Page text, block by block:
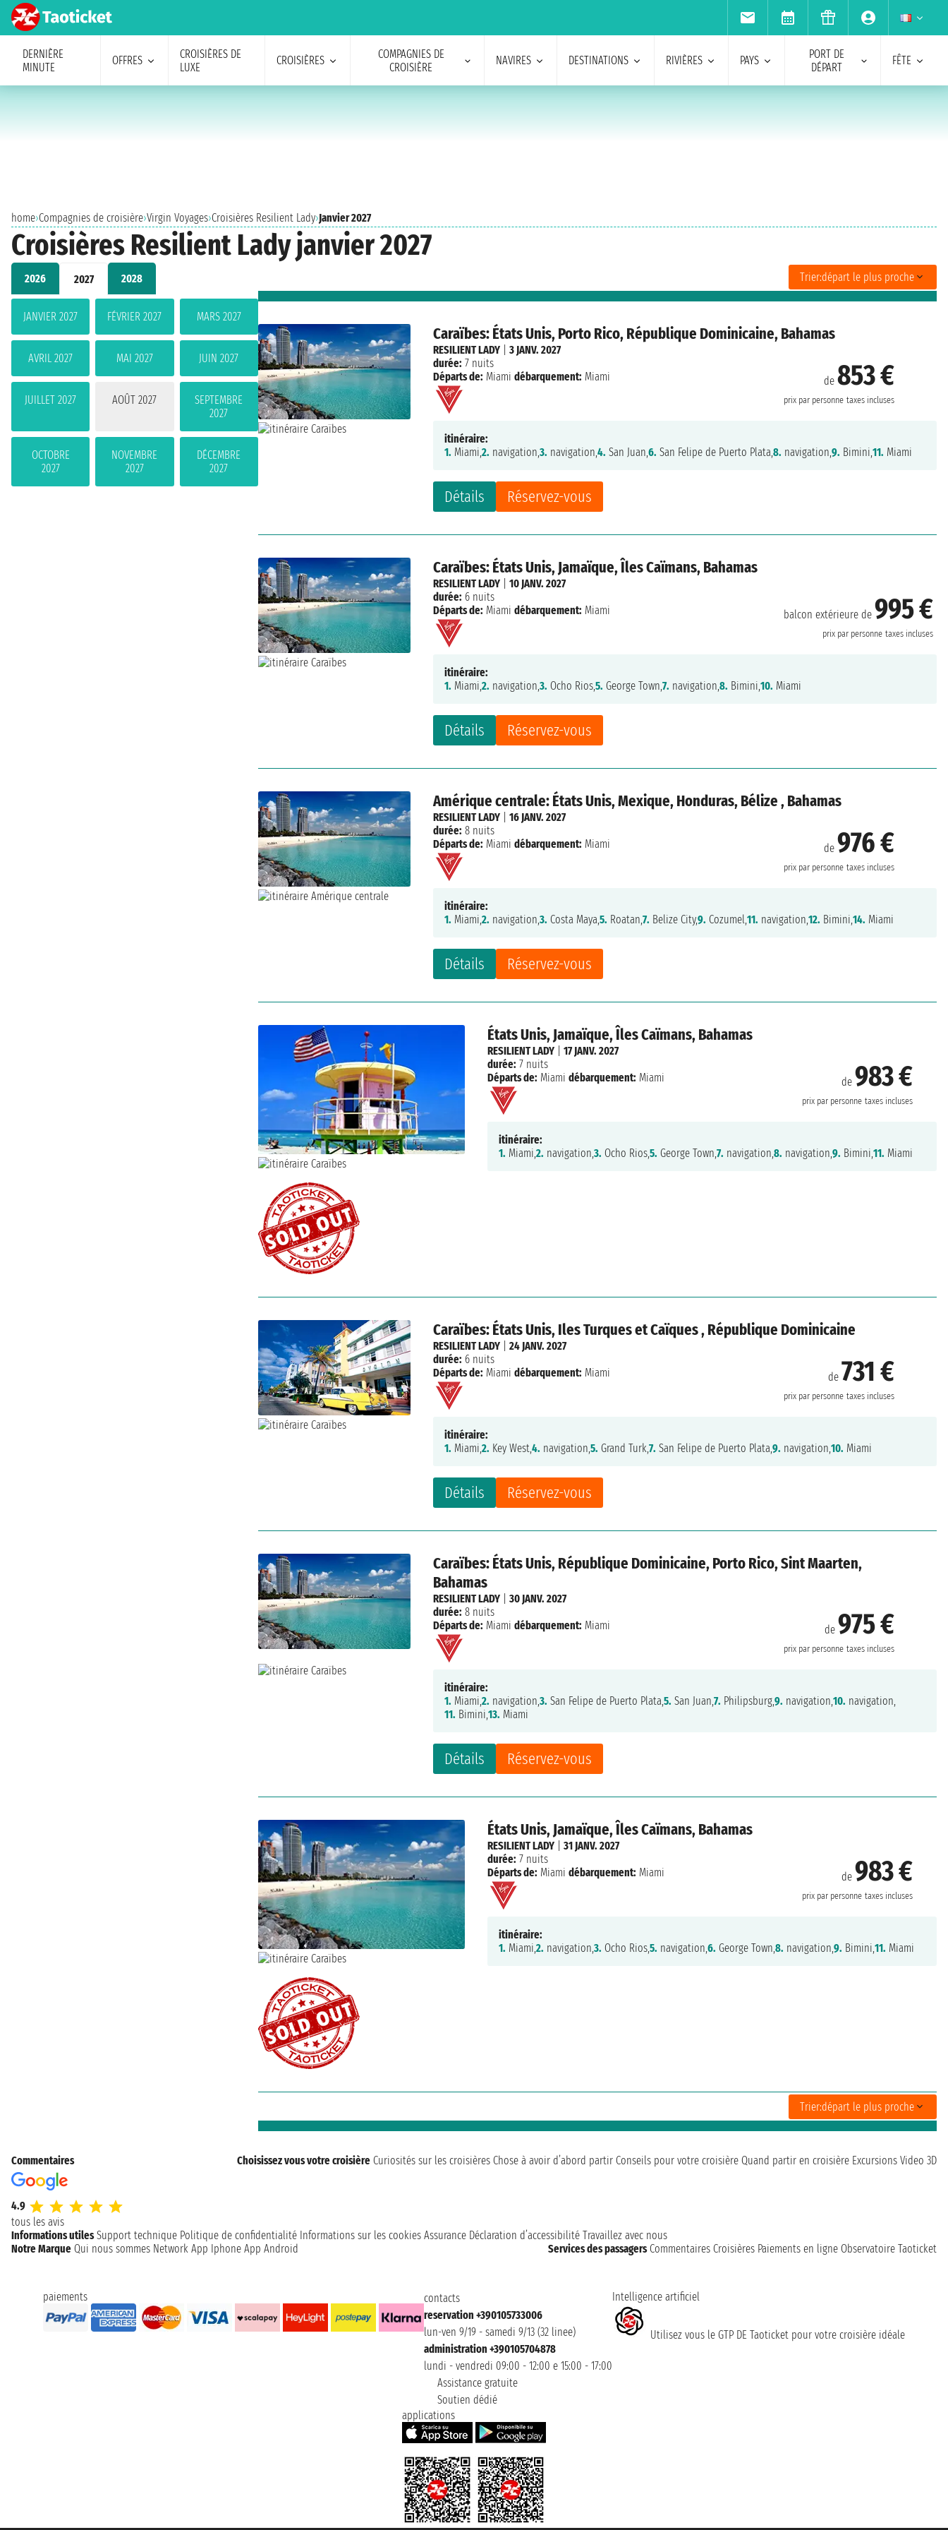
DERNIÈRE
MINUTE
OFFRES
CROISIÈRES DE
LUXE
CROISIÈRES
COMPAGNIES DE
CROISIÈRE
NAVIRES DESTINATIONS RIVIÈRES PAYS
PORT DE
DÉPART
FÊTE
home›Compagnies de croisière›Virgin Voyages›Croisières Resilient Lady›Janvier 2027
Croisières Resilient Lady janvier 2027
2026 2027 2028
JANVIER 2027 FÉVRIER 2027 MARS 2027
AVRIL 2027 MAI 2027 JUIN 2027
JUILLET 2027 AOÛT 2027
SEPTEMBRE
2027
OCTOBRE
2027
NOVEMBRE
2027
DÉCEMBRE
2027
Trier:départ le plus proche
Caraïbes: États Unis, Porto Rico, République Dominicaine, Bahamas
de853 €
prix par personne taxes incluses
Détails Réservez-vous
RESILIENT LADY |3 JANV. 2027
durée: 7 nuits
Départs de: Miami débarquement: Miami
itinéraire:
1. Miami,2. navigation,3. navigation,4. San Juan,6. San Felipe de Puerto Plata,8. navigation,9. Bimini,11. Miami
Caraïbes: États Unis, Jamaïque, Îles Caïmans, Bahamas
balcon extérieure de 995 €
prix par personne taxes incluses
Détails Réservez-vous
RESILIENT LADY |10 JANV. 2027
durée: 6 nuits
Départs de: Miami débarquement: Miami
itinéraire:
1. Miami,2. navigation,3. Ocho Rios,5. George Town,7. navigation,8. Bimini,10. Miami
Amérique centrale: États Unis, Mexique, Honduras, Bélize , Bahamas
de 976 €
prix par personne taxes incluses
Détails Réservez-vous
RESILIENT LADY |16 JANV. 2027
durée: 8 nuits
Départs de: Miami débarquement: Miami
itinéraire:
1. Miami,2. navigation,3. Costa Maya,5. Roatan,7. Belize City,9. Cozumel,11. navigation,12. Bimini,14. Miami
États Unis, Jamaïque, Îles Caïmans, Bahamas
de 983 €
prix par personne taxes incluses
RESILIENT LADY| 17 JANV. 2027
durée: 7 nuits
Départs de: Miami débarquement: Miami
itinéraire:
1. Miami,2. navigation,3. Ocho Rios,5. George Town,7. navigation,8. navigation,9. Bimini,11. Miami
Caraïbes: États Unis, Iles Turques et Caïques , République Dominicaine
de 731 €
prix par personne taxes incluses
Détails Réservez-vous
RESILIENT LADY |24 JANV. 2027
durée: 6 nuits
Départs de: Miami débarquement: Miami
itinéraire:
1. Miami,2. Key West,4. navigation,5. Grand Turk,7. San Felipe de Puerto Plata,9. navigation,10. Miami
Caraïbes: États Unis, République Dominicaine, Porto Rico, Sint Maarten,
Bahamas
de 975 €
prix par personne taxes incluses
Détails Réservez-vous
RESILIENT LADY |30 JANV. 2027
durée: 8 nuits
Départs de: Miami débarquement: Miami
itinéraire:
1. Miami,2. navigation,3. San Felipe de Puerto Plata,5. San Juan,7. Philipsburg,9. navigation,10. navigation,
11. Bimini,13. Miami
États Unis, Jamaïque, Îles Caïmans, Bahamas
de 983 €
prix par personne taxes incluses
RESILIENT LADY| 31 JANV. 2027
durée: 7 nuits
Départs de: Miami débarquement: Miami
itinéraire:
1. Miami,2. navigation,3. Ocho Rios,5. navigation,6. George Town,8. navigation,9. Bimini,11. Miami
Trier:départ le plus proche
Commentaires
4.9
tous les avis
Choisissez vous votre croisière Curiosités sur les croisières Chose à avoir d’abord partir Conseils pour votre croisière Quand partir en croisière Excursions Video 3D
Informations utiles Support technique Politique de confidentialité Informations sur les cookies Assurance Déclaration d’accessibilité Travaillez avec nous
Notre Marque Qui nous sommes Network App Iphone App Android Services des passagers Commentaires Croisières Paiements en ligne Observatoire Taoticket
paiements
contacts
reservation +390105733006
lun-ven 9/19 - samedi 9/13 (32 linee)
administration +390105704878
lundi - vendredi 09:00 - 12:00 e 15:00 - 17:00
Assistance gratuite
Soutien dédié
Intelligence artificiel
Utilisez vous le GTP DE Taoticket pour votre croisière idéale
applications